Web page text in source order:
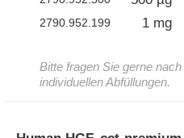
2790.952.199 1 mg
Bitte fragen Sie gerne
individuellen Abfüllungen.